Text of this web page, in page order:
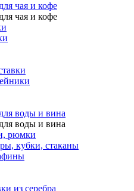
чая и кофе
чая и кофе
воды и вина
воды и вина
рюмки
кубки, стаканы
из серебра